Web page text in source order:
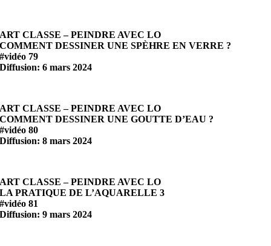
ART CLASSE – PEINDRE AVEC LO
COMMENT DESSINER UNE SPÈHRE EN VERRE ?
#vidéo 79
Diffusion: 6 mars 2024
ART CLASSE – PEINDRE AVEC LO
COMMENT DESSINER UNE GOUTTE D’EAU ?
#vidéo 80
Diffusion: 8 mars 2024
ART CLASSE – PEINDRE AVEC LO
LA PRATIQUE DE L’AQUARELLE 3
#vidéo 81
Diffusion: 9 mars 2024